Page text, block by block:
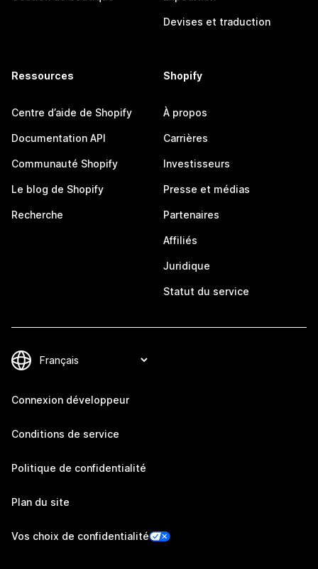
Devises et traduction
Ressources
Centre d’aide de Shopify
Documentation API
Communauté Shopify
Le blog de Shopify
Recherche
Shopify
À propos
Carrières
Investisseurs
Presse et médias
Partenaires
Affiliés
Juridique
Statut du service
Connexion développeur
Conditions de service
Politique de confidentialité
Plan du site
Vos choix de confidentialité